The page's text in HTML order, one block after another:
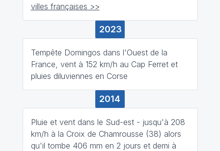
villes françaises >>
2023
Tempête Domingos dans l'Ouest de la
France, vent à 152 km/h au Cap Ferret et
pluies diluviennes en Corse
2014
Pluie et vent dans le Sud-est - jusqu'à 208
km/h à la Croix de Chamrousse (38) alors
qu'il tombe 406 mm en 2 jours et demi à